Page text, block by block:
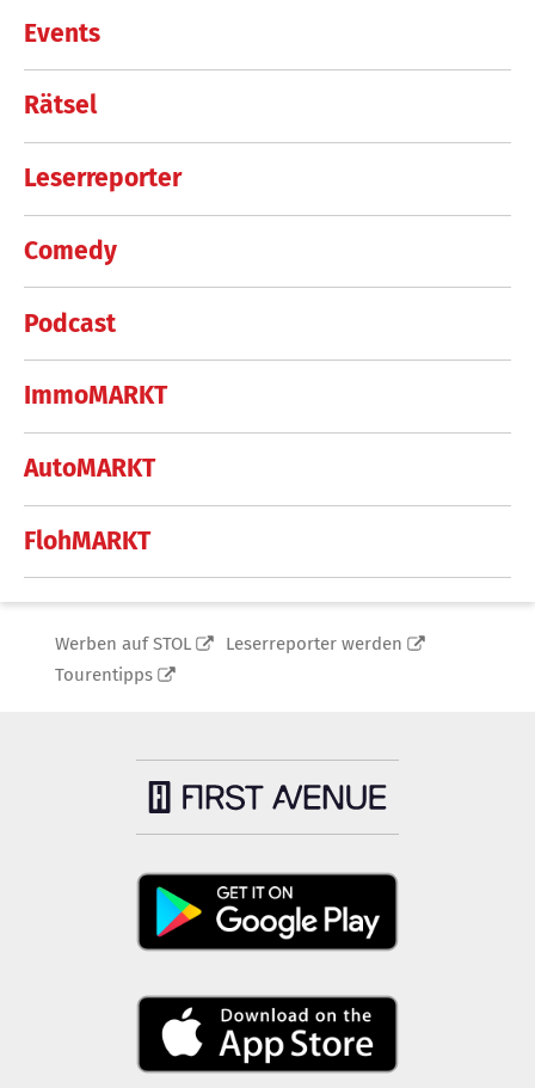
Events
Rätsel
Leserreporter
Comedy
Podcast
ImmoMARKT
AutoMARKT
FlohMARKT
Werben auf STOL
Leserreporter werden
Tourentipps